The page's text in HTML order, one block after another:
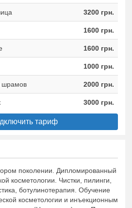
3200 грн.
1600 грн.
1600 грн.
1000 грн.
шрамов 2000 грн.
3000 грн.
тариф
поколении. Дипломированный
косметологии. Чистки, пилинги,
ботулинотерапия. Обучение
косметологии и инъекционным